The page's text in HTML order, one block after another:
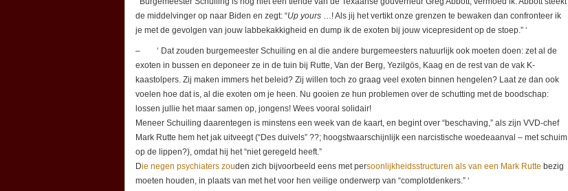
de middelvinger op naar Biden en zegt: “Up yours …! Als jij het vertikt onze grenzen te bewaken dan confronteer ik
je met de gevolgen van jouw labbekakkigheid en dump ik de exoten bij jouw vicepresident op de stoep.” ‘
– ‘ Dat zouden burgemeester Schuiling en al die andere burgemeesters natuurlijk ook moeten doen: zet al de
exoten in bussen en deponeer ze in de tuin bij Rutte, Van der Berg, Yezilgös, Kaag en de rest van de vak K-
kaastolpers. Zij maken immers het beleid? Zij willen toch zo graag veel exoten binnen hengelen? Laat ze dan ook
voelen hoe dat is, al die exoten om je heen. Nu gooien ze hun problemen over de schutting met de boodschap:
lossen jullie het maar samen op, jongens! Wees vooral solidair!
Meneer Schuiling daarentegen is minstens een week van de kaart, en begint over “beschaving,” als zijn VVD-chef
Mark Rutte hem het jak uitveegt (“Des duivels” ??; hoogstwaarschijnlijk een narcistische woedeaanval – met schuim
op de lippen?), omdat hij het “niet geregeld heeft.”
Die negen psychiaters zouden zich bijvoorbeeld eens met persoonlijkheidsstructuren als van een Mark Rutte bezig
moeten houden, in plaats van met het voor hen veilige onderwerp van “complotdenkers.” ‘